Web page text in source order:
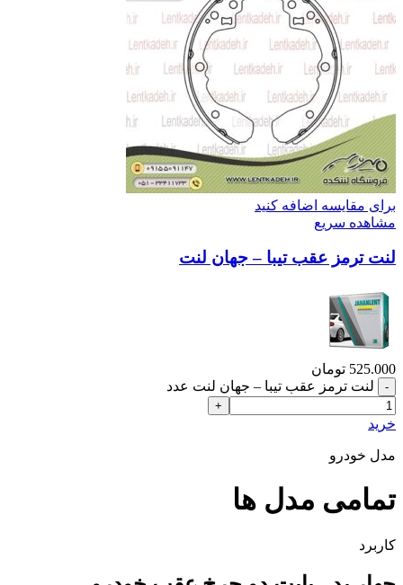
برای مقایسه اضافه کنید
مشاهده سریع
لنت ترمز عقب تیبا – جهان لنت
525.000 تومان
لنت ترمز عقب تیبا – جهان لنت عدد
خرید
مدل خودرو
تمامی مدل ها
کاربرد